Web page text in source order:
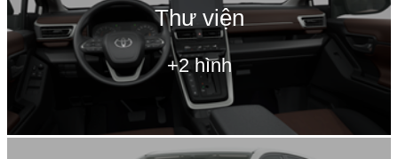
Thư viện
+2 hình